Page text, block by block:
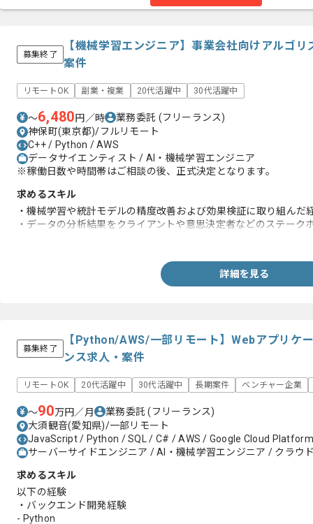
募集終了
【機械学習エンジニア】事業会社向けアルゴ
案件
リモートOK 副業・複業 20代活躍中 30代活躍中
〜6,480円／時 業務委託 (フリーランス)
神保町(東京都)/フルリモート
C++ / Python / AWS
データサイエンティスト / AI・機械学習エンジニア
※稼働日数や時間帯はご相談の後、正式決定となります。
求めるスキル
・機械学習や統計モデルの精度改善および効果検証に取り組んだ
・データの分析結果をクライアントや意思決定者などのステーク
詳細を見る
募集終了
【Python/AWS/一部リモート】Webアプリケ
ンス求人・案件
リモートOK 20代活躍中 30代活躍中 長期案件 ベンチャー企業
〜90万円／月 業務委託(フリーランス)
大須観音(愛知県)/一部リモート
JavaScript / Python / SQL / C# / AWS / Google Cloud Platform
サーバーサイドエンジニア / AI・機械学習エンジニア / クラウ
求めるスキル
以下の経験
・バックエンド開発経験
- Python